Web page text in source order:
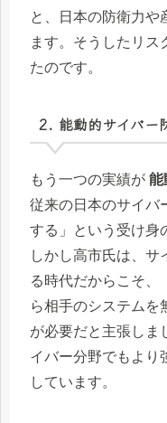
と、日本の防衛力や
ます。そうしたリス
たのです。
2. 能動的サイバー
もう一つの実績が 能
従来の日本のサイバ
する」という受け身
しかし高市氏は、サ
る時代だからこそ、
ら相手のシステムを
が必要だと主張しま
イバー分野でもより
しています。